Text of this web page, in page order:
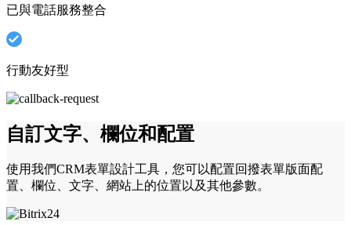
已與電話服務整合
行動友好型
自訂文字、欄位和配置
使用我們CRM表單設計工具，您可以配置回撥表單版面配
置、欄位、文字、網站上的位置以及其他參數。